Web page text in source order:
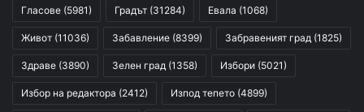
Гласове (5981) Градът (31284) Евала (1068)
Живот (11036) Забавление (8399) Забравеният град (1825)
Здраве (3890) Зелен град (1358) Избори (5021)
Избор на редактора (2412) Изпод тепето (4899)